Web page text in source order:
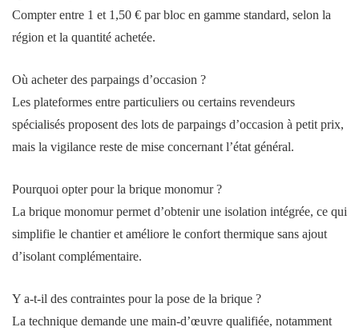
Compter entre 1 et 1,50 € par bloc en gamme standard, selon la
région et la quantité achetée.
Où acheter des parpaings d’occasion ?
Les plateformes entre particuliers ou certains revendeurs
spécialisés proposent des lots de parpaings d’occasion à petit prix,
mais la vigilance reste de mise concernant l’état général.
Pourquoi opter pour la brique monomur ?
La brique monomur permet d’obtenir une isolation intégrée, ce qui
simplifie le chantier et améliore le confort thermique sans ajout
d’isolant complémentaire.
Y a-t-il des contraintes pour la pose de la brique ?
La technique demande une main-d’œuvre qualifiée, notamment